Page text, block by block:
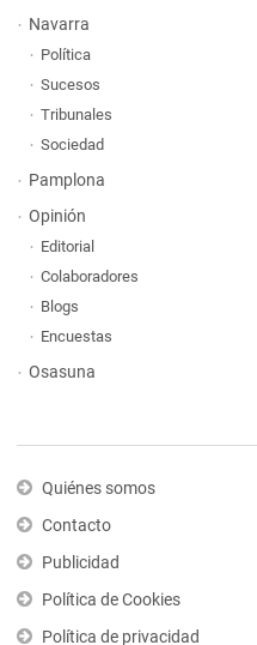
Navarra
Política
Sucesos
Tribunales
Sociedad
Pamplona
Opinión
Editorial
Colaboradores
Blogs
Encuestas
Osasuna
Quiénes somos
Contacto
Publicidad
Política de Cookies
Política de privacidad